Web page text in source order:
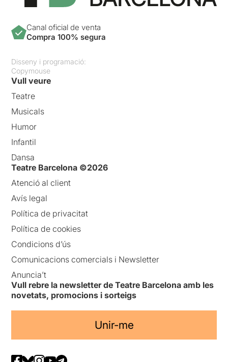
Canal oficial de venta
Compra 100% segura
Disseny i programació:
Copymouse
Vull veure
Teatre
Musicals
Humor
Infantil
Dansa
Teatre Barcelona ©2026
Atenció al client
Avís legal
Política de privacitat
Política de cookies
Condicions d’ús
Comunicacions comercials i Newsletter
Anuncia’t
Vull rebre la newsletter de Teatre Barcelona amb les
novetats, promocions i sorteigs
Unir-me